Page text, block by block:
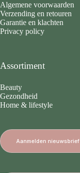
Algemene voorwaarden
Verzending en retouren
Garantie en klachten
Privacy policy
Assortiment
Beauty
Gezondheid
Home & lifestyle
Aanmelden nieuwsbrief